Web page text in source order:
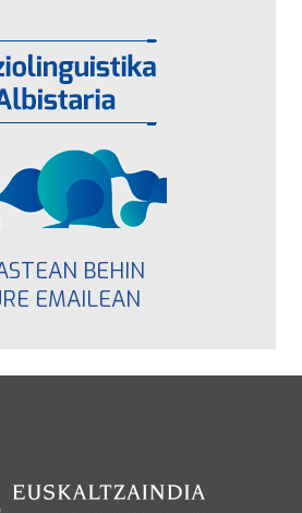
BEHIN
EMAILEAN